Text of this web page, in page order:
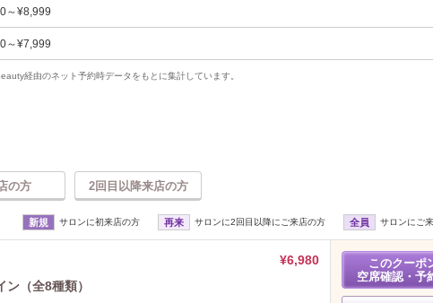
～¥8,999
～¥7,999
経由のネット予約時データをもとに集計しています。
の方 2回目以降来店の方
新規 サロンに初来店の方 再来 サロンに2回目以降にご来店の方 全員 サロンにご
¥6,980
（全8種類）
このクーポ
空席確認・予